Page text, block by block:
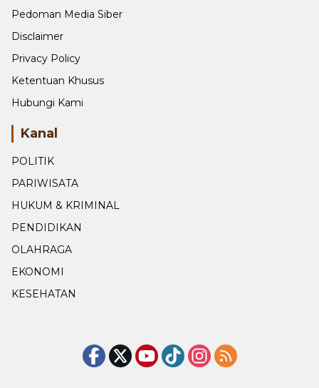
Pedoman Media Siber
Disclaimer
Privacy Policy
Ketentuan Khusus
Hubungi Kami
Kanal
POLITIK
PARIWISATA
HUKUM & KRIMINAL
PENDIDIKAN
OLAHRAGA
EKONOMI
KESEHATAN